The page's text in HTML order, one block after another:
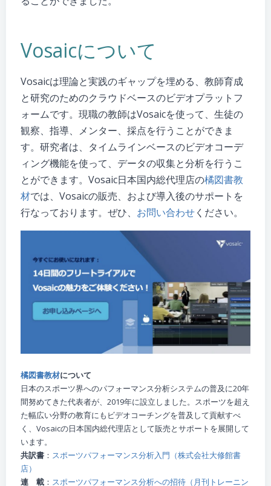
Vosaicについて
Vosaicは理論と実践のギャップを埋める、教師育成
と研究のためのクラウドベースのビデオプラットフ
ォームです。現職の教師はVosaicを使って、生徒の
観察、指導、メンター、採点を行うことができま
す。研究者は、タイムラインベースのビデオコーデ
ィング機能を使って、データの収集と分析を行うこ
とができます。Vosaic日本国内総代理店の橘図書教
材では、Vosaicの販売、および導入後のサポートを
行なっております。ぜひ、 お問い合わせください。
橘図書教材について
日本のスポーツ界へのパフォーマンス分析システムの普及に20年
間努めてきた代表者が、2019年に設立しました。スポーツを超え
た幅広い分野の教育にもビデオコーチングを普及して貢献すべ
く、Vosaicの日本国内総代理店として販売とサポートを展開して
います。
共訳書 ： スポーツパフォーマンス分析入門（株式会社大修館書
店）
連 載 ： スポーツパフォーマンス分析への招待（月刊トレーニン